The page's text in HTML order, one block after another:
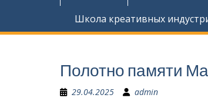
Школа креативных
Полотно памяти
29.04.2025 admin